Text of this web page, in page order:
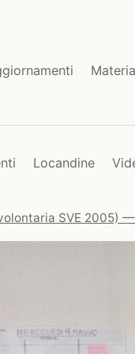
Locandine
SVE 2005)